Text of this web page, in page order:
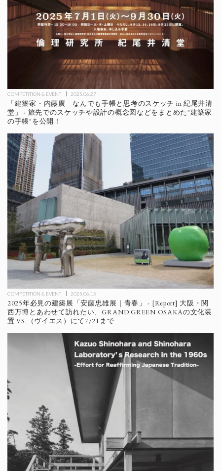
COMPETITION & EVENT 2025.06.27
「建築家・内藤廣 なんでも手帳と思考のスケッチ in 紀尾井清
堂」 - 旅先でのスケッチや設計の概念図などをまとめた"建築家
の手帳"を公開！
COMPETITION & EVENT 2025.06.15
2025年必見の建築展「安藤忠雄展｜青春」 - [Report] 大阪・関
西万博とあわせて訪れたい、GRAND GREEN OSAKAの文化装
置 VS.（ヴイエス）にて7/21まで